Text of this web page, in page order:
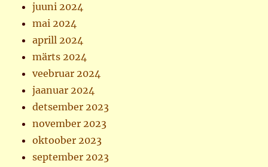
juuni 2024
mai 2024
aprill 2024
märts 2024
veebruar 2024
jaanuar 2024
detsember 2023
november 2023
oktoober 2023
september 2023